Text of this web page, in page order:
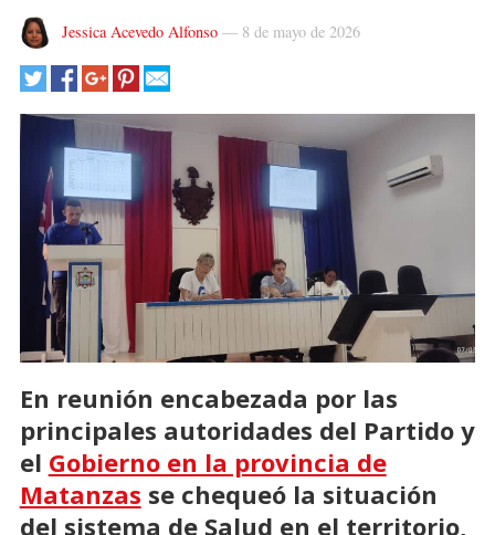
Jessica Acevedo Alfonso— 8 de mayo de 2026
En reunión encabezada por las
principales autoridades del Partido y
el Gobierno en la provincia de
Matanzas se chequeó la situación
del sistema de Salud en el territorio,